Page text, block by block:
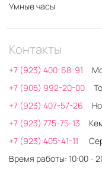
Умные часы
Контакты
+7 (923) 400-68-91
+7 (905) 992-20-00
+7 (923) 407-57-26
+7 (923) 775-75-13
+7 (923) 405-41-11
Время работы: 10:00 -